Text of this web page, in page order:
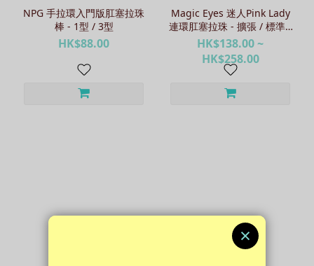
NPG 手拉環入門版肛塞拉珠
棒 - 1型 / 3型
HK$88.00
Magic Eyes 迷人Pink Lady
連環肛塞拉珠 - 擴張 / 標準 /
先細
HK$138.00 ~
HK$258.00